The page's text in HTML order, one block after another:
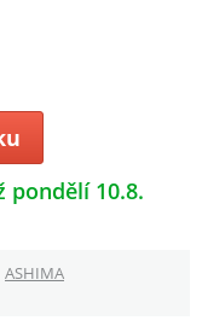
pondělí 10.8.
ASHIMA